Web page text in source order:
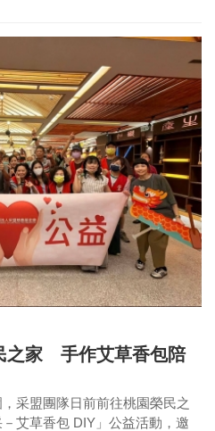
之家 手作艾草香包陪
采盟團隊日前前往桃園榮民之
艾草香包 DIY」公益活動，邀